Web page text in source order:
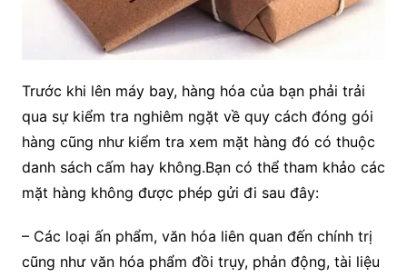
Trước khi lên máy bay, hàng hóa của bạn phải trải
qua sự kiểm tra nghiêm ngặt về quy cách đóng gói
hàng cũng như kiểm tra xem mặt hàng đó có thuộc
danh sách cấm hay không.Bạn có thể tham khảo các
mặt hàng không được phép gửi đi sau đây:
– Các loại ấn phẩm, văn hóa liên quan đến chính trị
cũng như văn hóa phẩm đồi trụy, phản động, tài liệu